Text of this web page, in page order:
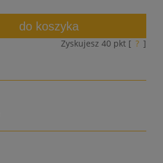
do koszyka
Zyskujesz 40 pkt [ ? ]